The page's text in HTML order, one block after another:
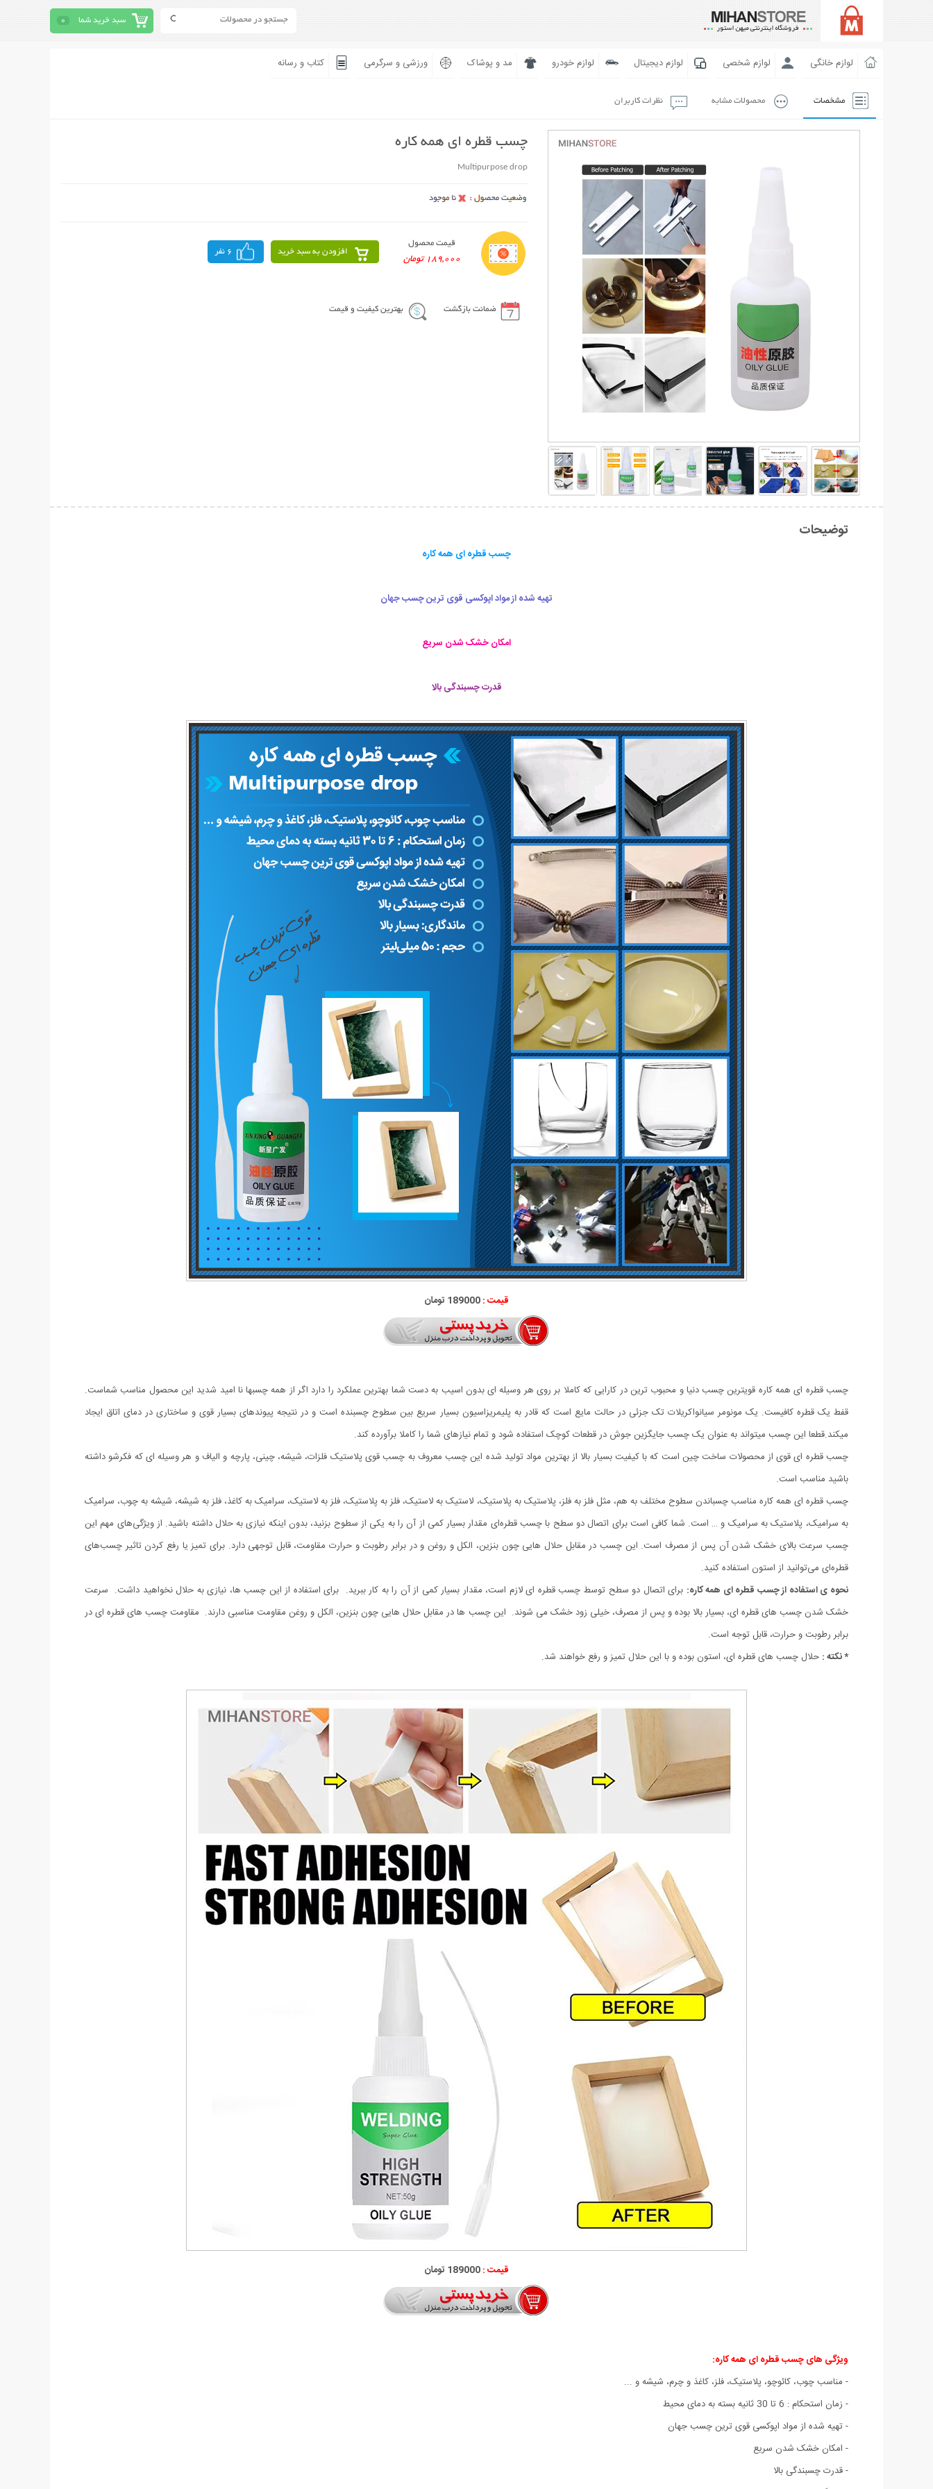
سبد خرید شما 0
لوازم خانگی لوازم شخصی لوازم دیجیتال لوازم خودرو مد و پوشاک ورزشی و سرگرمی کتاب و رسانه
مشخصات محصولات مشابه نظرات کاربران
چسب قطره ای همه کاره
Multipurpose drop
قیمت محصول
189,000 تومان
افزودن به سبد خرید 6 نفر
ضمانت بازگشت بهترین کیفیت و قیمت
توضیحات
چسب قطره ای همه کاره
تهیه شده از مواد اپوکسی قوی ترین چسب جهان
امکان خشک شدن سریع
قدرت چسبندگی بالا
قیمت :189000 تومان
چسب قطره ای همه کاره قویترین چسب دنیا و محبوب ترین در کارایی که کاملا بر روی هر وسیله ای بدون اسیب به دست شما بهترین عملکرد را دارد اگر از همه چسبها نا امید شدید این محصول مناسب شماست.
قفط یک قطره کافیست. یک مونومر سیانواکریلات تک جزئی در حالت مایع است که قادر به پلیمریزاسیون بسیار سریع بین سطوح چسبنده است و در نتیجه پیوندهای بسیار قوی و ساختاری در دمای اتاق ایجاد
میکند.قطعا این چسب میتواند به عنوان یک چسب جایگزین جوش در قطعات کوچک استفاده شود و تمام نیازهای شما را کاملا برآورده کند.
چسب قطره ای قوی از محصولات ساخت چین است که با کیفیت بسیار بالا از بهترین مواد تولید شده این چسب معروف به چسب قوی پلاستیک فلزات، شیشه، چینی، پارچه و الیاف و هر وسیله ای که فکرشو داشته
باشید مناسب است.
چسب قطره ای همه کاره مناسب چسباندن سطوح مختلف به هم، مثل فلز به فلز، پلاستیک به پلاستیک، لاستیک به لاستیک، فلز به پلاستیک، فلز به لاستیک، سرامیک به کاغذ، فلز به شیشه، شیشه به چوب، سرامیک
به سرامیک، پلاستیک به سرامیک و … است. شما کافی است برای اتصال دو سطح با چسب قطره‌ای مقدار بسیار کمی از آن را به یکی از سطوح بزنید، بدون اینکه نیازی به حلال داشته باشید. از ویژگی‌های مهم این
چسب سرعت بالای خشک شدن آن پس از مصرف است. این چسب در مقابل حلال هایی چون بنزین، الکل و روغن و در برابر رطوبت و حرارت مقاومت، قابل توجهی دارد. برای تمیز یا رفع کردن تاثیر چسب‌های
قطره‌ای می‌توانید از استون استفاده کنید.
نحوه ی استفاده از چسب قطره ای همه کاره: برای اتصال دو سطح توسط چسب قطره ای لازم است، مقدار بسیار کمی از آن را به کار ببرید. برای استفاده از این چسب ها، نیازی به حلال نخواهید داشت. سرعت
خشک شدن چسب های قطره ای، بسیار بالا بوده و پس از مصرف، خیلی زود خشک می شوند. این چسب ها در مقابل حلال هایی چون بنزین، الکل و روغن مقاومت مناسبی دارند. مقاومت چسب های قطره ای در
برابر رطوبت و حرارت، قابل توجه است.
* نکته : حلال چسب های قطره ای، استون بوده و با این حلال تمیز و رفع خواهند شد.
قیمت :189000 تومان
ویژگی های چسب قطره ای همه کاره:
- مناسب چوب، کائوچو، پلاستیک، فلز، کاغذ و چرم، شیشه و ...
- زمان استحکام : 6 تا 30 ثانیه بسته به دمای محیط
- تهیه شده از مواد اپوکسی قوی ترین چسب جهان
- امکان خشک شدن سریع
- قدرت چسبندگی بالا